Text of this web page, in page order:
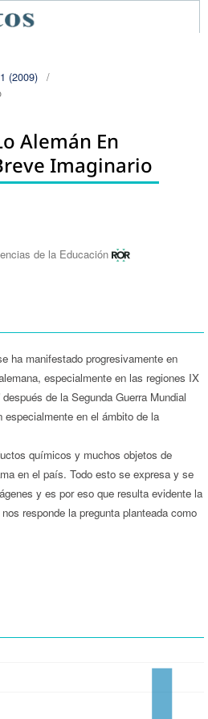
(2009) /
Alemán En
Imaginario
de la Educación
ha manifestado progresivamente en
especialmente en las regiones IX
de la Segunda Guerra Mundial
en el ámbito de la
químicos y muchos objetos de
en el país. Todo esto se expresa y se
y es por eso que resulta evidente la
responde la pregunta planteada como